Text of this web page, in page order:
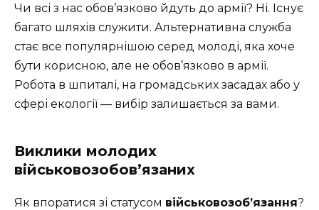
Чи всі з нас обов’язково йдуть до армії? Ні. Існує
багато шляхів служити. Альтернативна служба
стає все популярнішою серед молоді, яка хоче
бути корисною, але не обов’язково в армії.
Робота в шпиталі, на громадських засадах або у
сфері екології — вибір залишається за вами.
Виклики молодих
військовозобов’язаних
Як впоратися зі статусом військовозоб’язання?